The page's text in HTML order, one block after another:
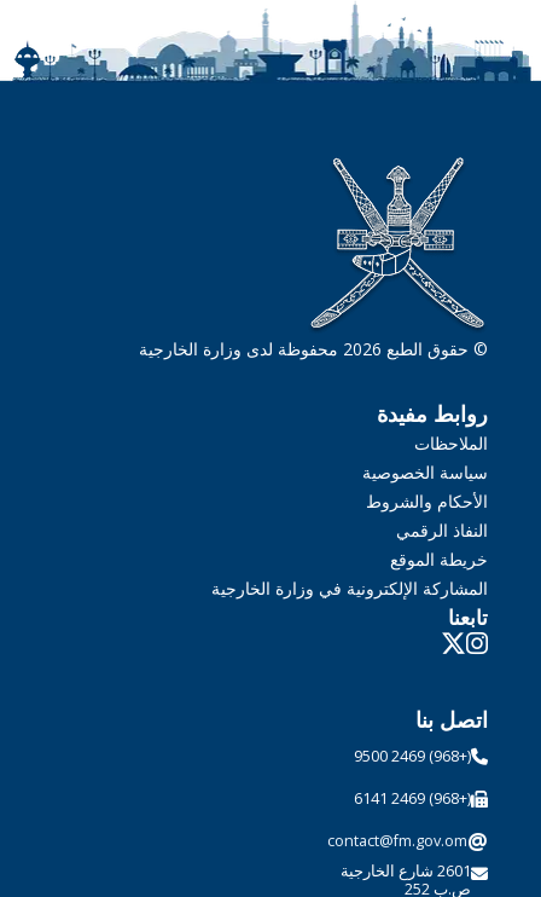
© حقوق الطبع 2026 محفوظة لدى وزارة الخارجية
روابط مفيدة
الملاحظات
سياسة الخصوصية
الأحكام والشروط
النفاذ الرقمي
خريطة الموقع
المشاركة الإلكترونية في وزارة الخارجية
تابعنا
اتصل بنا
(+968) 2469 9500
(+968) 2469 6141
@
contact@fm.gov.om
2601 شارع الخارجية
ص.ب 252